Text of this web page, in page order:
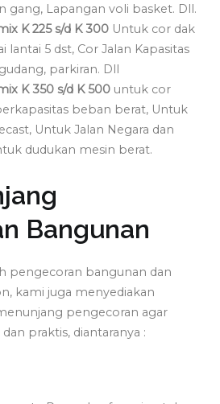
gang, Lapangan voli basket. Dll.
K 225 s/d K 300 Untuk cor dak
lantai 5 dst, Cor Jalan Kapasitas
parkiran. Dll
K 350 s/d K 500 untuk cor
beban berat, Untuk
Untuk Jalan Negara dan
dudukan mesin berat.
Bangunan
pengecoran bangunan dan
kami juga menyediakan
pengecoran agar
praktis, diantaranya :